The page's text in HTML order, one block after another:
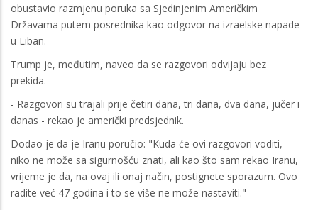
obustavio razmjenu poruka sa Sjedinjenim Američkim
Državama putem posrednika kao odgovor na izraelske napade
u Liban.
Trump je, međutim, naveo da se razgovori odvijaju bez
prekida.
- Razgovori su trajali prije četiri dana, tri dana, dva dana, jučer i
danas - rekao je američki predsjednik.
Dodao je da je Iranu poručio: "Kuda će ovi razgovori voditi,
niko ne može sa sigurnošću znati, ali kao što sam rekao Iranu,
vrijeme je da, na ovaj ili onaj način, postignete sporazum. Ovo
radite već 47 godina i to se više ne može nastaviti."